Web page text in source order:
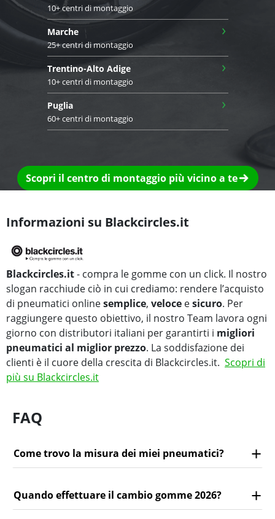
10+ centri di montaggio
Marche
25+ centri di montaggio
›
Trentino-Alto Adige
10+ centri di montaggio
›
Puglia
60+ centri di montaggio
›
Scopri il centro di montaggio più vicino a te
Informazioni su Blackcircles.it
Blackcircles.it- compra le gomme con un click. Il nostro
slogan racchiude ciò in cui crediamo: rendere l’acquisto
di pneumatici onlinesemplice, veloce esicuro. Per
raggiungere questo obiettivo, il nostro Team lavora ogni
giorno con distributori italiani per garantirti i migliori
pneumatici al miglior prezzo. La soddisfazione dei
clienti è il cuore della crescita di Blackcircles.it. Scopri di
più su Blackcircles.it
FAQ
Come trovo la misura dei miei pneumatici?
Quando effettuare il cambio gomme 2026?